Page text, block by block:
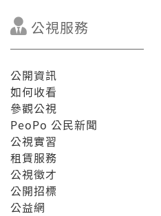
公視服務
公開資訊
如何收看
參觀公視
PeoPo 公民新聞
公視實習
租賃服務
公視徵才
公開招標
公益網